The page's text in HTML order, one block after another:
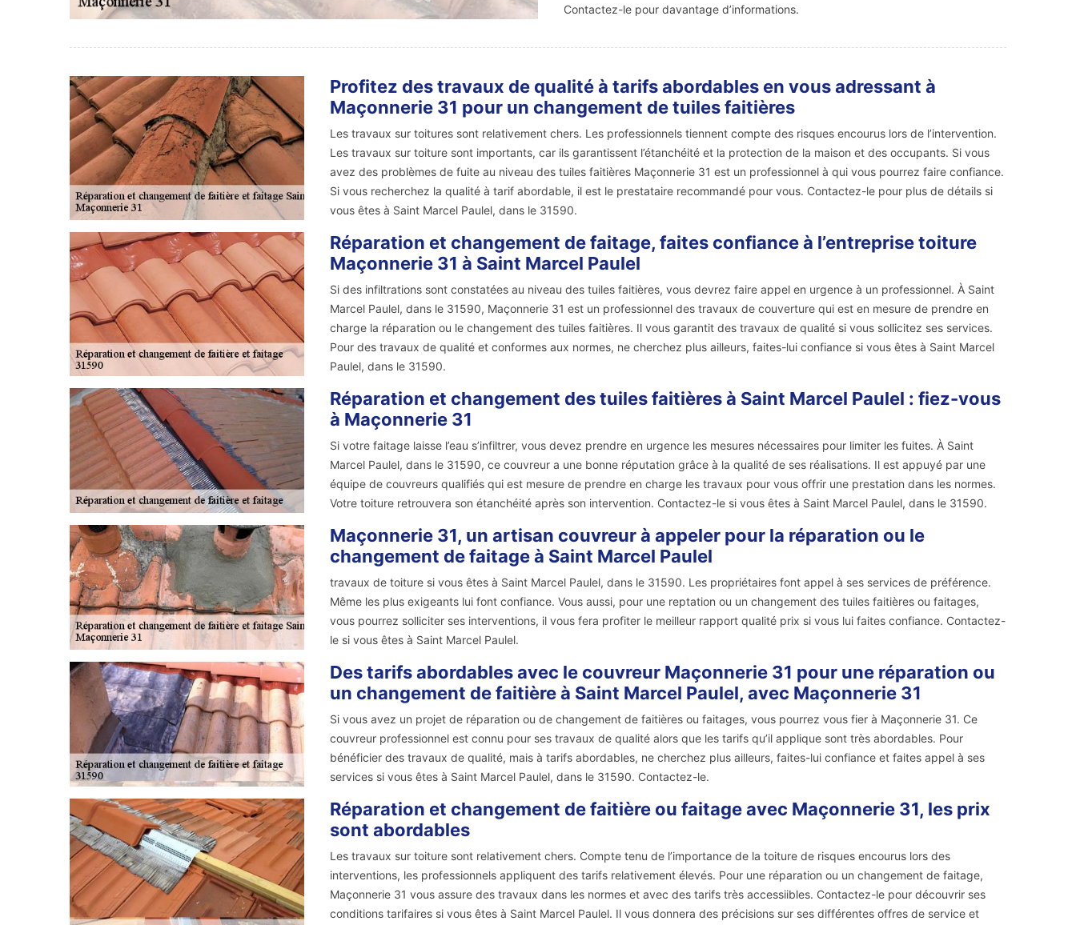
Contactez-le pour davantage d’informations.
Profitez des travaux de qualité à tarifs abordables en vous adressant à
Maçonnerie 31 pour un changement de tuiles faitières
Les travaux sur toitures sont relativement chers. Les professionnels tiennent compte des risques encourus lors de l’intervention.
Les travaux sur toiture sont importants, car ils garantissent l’étanchéité et la protection de la maison et des occupants. Si vous
avez des problèmes de fuite au niveau des tuiles faitières Maçonnerie 31 est un professionnel à qui vous pourrez faire confiance.
Si vous recherchez la qualité à tarif abordable, il est le prestataire recommandé pour vous. Contactez-le pour plus de détails si
vous êtes à Saint Marcel Paulel, dans le 31590.
Réparation et changement de faitage, faites confiance à l’entreprise toiture
Maçonnerie 31 à Saint Marcel Paulel
Si des infiltrations sont constatées au niveau des tuiles faitières, vous devrez faire appel en urgence à un professionnel. À Saint
Marcel Paulel, dans le 31590, Maçonnerie 31 est un professionnel des travaux de couverture qui est en mesure de prendre en
charge la réparation ou le changement des tuiles faitières. Il vous garantit des travaux de qualité si vous sollicitez ses services.
Pour des travaux de qualité et conformes aux normes, ne cherchez plus ailleurs, faites-lui confiance si vous êtes à Saint Marcel
Paulel, dans le 31590.
Réparation et changement des tuiles faitières à Saint Marcel Paulel : fiez-vous
à Maçonnerie 31
Si votre faitage laisse l’eau s’infiltrer, vous devez prendre en urgence les mesures nécessaires pour limiter les fuites. À Saint
Marcel Paulel, dans le 31590, ce couvreur a une bonne réputation grâce à la qualité de ses réalisations. Il est appuyé par une
équipe de couvreurs qualifiés qui est mesure de prendre en charge les travaux pour vous offrir une prestation dans les normes.
Votre toiture retrouvera son étanchéité après son intervention. Contactez-le si vous êtes à Saint Marcel Paulel, dans le 31590.
Maçonnerie 31, un artisan couvreur à appeler pour la réparation ou le
changement de faitage à Saint Marcel Paulel
travaux de toiture si vous êtes à Saint Marcel Paulel, dans le 31590. Les propriétaires font appel à ses services de préférence.
Même les plus exigeants lui font confiance. Vous aussi, pour une reptation ou un changement des tuiles faitières ou faitages,
vous pourrez solliciter ses interventions, il vous fera profiter le meilleur rapport qualité prix si vous lui faites confiance. Contactez-
le si vous êtes à Saint Marcel Paulel.
Des tarifs abordables avec le couvreur Maçonnerie 31 pour une réparation ou
un changement de faitière à Saint Marcel Paulel, avec Maçonnerie 31
Si vous avez un projet de réparation ou de changement de faitières ou faitages, vous pourrez vous fier à Maçonnerie 31. Ce
couvreur professionnel est connu pour ses travaux de qualité alors que les tarifs qu’il applique sont très abordables. Pour
bénéficier des travaux de qualité, mais à tarifs abordables, ne cherchez plus ailleurs, faites-lui confiance et faites appel à ses
services si vous êtes à Saint Marcel Paulel, dans le 31590. Contactez-le.
Réparation et changement de faitière ou faitage avec Maçonnerie 31, les prix
sont abordables
Les travaux sur toiture sont relativement chers. Compte tenu de l’importance de la toiture de risques encourus lors des
interventions, les professionnels appliquent des tarifs relativement élevés. Pour une réparation ou un changement de faitage,
Maçonnerie 31 vous assure des travaux dans les normes et avec des tarifs très accessiibles. Contactez-le pour découvrir ses
conditions tarifaires si vous êtes à Saint Marcel Paulel. Il vous donnera des précisions sur ses différentes offres de service et